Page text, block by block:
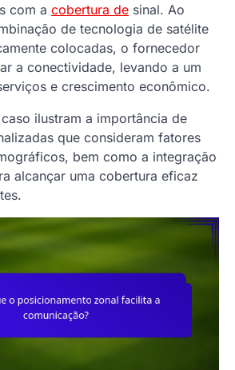
com a cobertura de sinal. Ao
de tecnologia de satélite
colocadas, o fornecedor
a conectividade, levando a um
e crescimento econômico.
ilustram a importância de
que consideram fatores
bem como a integração
alcançar uma cobertura eficaz